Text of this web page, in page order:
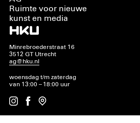
Ruimte voor nieuwe
kunst en media
Minrebroederstraat 16
3512 GT Utrecht
ag@hku.nl
woensdag t/m zaterdag
van 13:00 – 18:00 uur